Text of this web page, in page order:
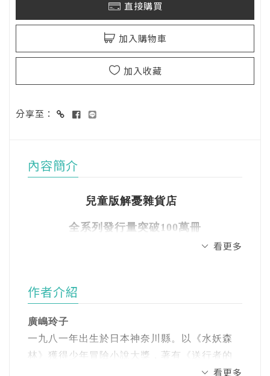
直接購買
加入購物車
加入收藏
分享至：
內容簡介
兒童版解憂雜貨店
全系列發行量突破100萬冊
蟬聯各大通路百大暢銷書、日本小學生最
長久以來為人們帶來幸福的錢天堂，
想知道這些神奇零食和玩具是如何發明的
看更多
作者介紹
廣嶋玲子
一九八一年出生於日本神奈川縣。以《水妖森
林》獲得少年冒險小說大獎，著有《送行者的
女兒》、《鐵匠的女兒》、《盜角妖傳》、看更多